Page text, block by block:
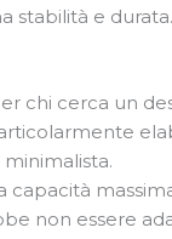
stabilità e durata.
chi cerca un
capacità
non essere